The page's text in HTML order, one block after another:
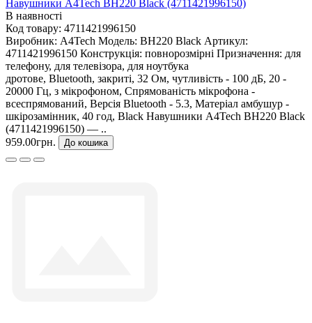
Навушники A4Tech BH220 Black (4711421996150)
В наявності
Код товару: 4711421996150
Виробник: A4Tech Модель: BH220 Black Артикул:
4711421996150 Конструкція: повнорозмірні Призначення: для
телефону, для телевізора, для ноутбука
дротове, Bluetooth, закриті, 32 Ом, чутливість - 100 дБ, 20 -
20000 Гц, з мікрофоном, Спрямованість мікрофона -
всеспрямований, Версія Bluetooth - 5.3, Матеріал амбушур -
шкірозамінник, 40 год, Black Навушники A4Tech BH220 Black
(4711421996150) — ..
959.00грн.
До кошика